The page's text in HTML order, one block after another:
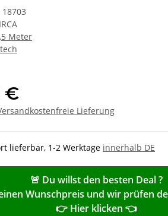
18703
Meter
€
Lieferung
lieferbar, 1-2 Werktage innerhalb DE
🚨 Du willst den besten Deal ?
Wunschpreis und wir prüfen
👉 Hier klicken 👈